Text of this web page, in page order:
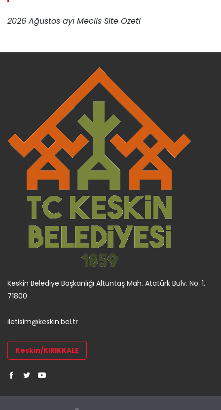
2026 Ağustos ayı Meclis Site Özeti
Keskin Belediye Başkanlığı Altuntaş Mah. Atatürk Bulv. No: 1,
71800
iletisim@keskin.bel.tr
Keskin/KIRIKKALE